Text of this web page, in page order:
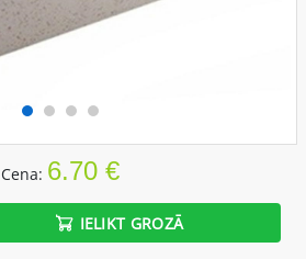
Cena: 6.70 €
IELIKT GROZĀ